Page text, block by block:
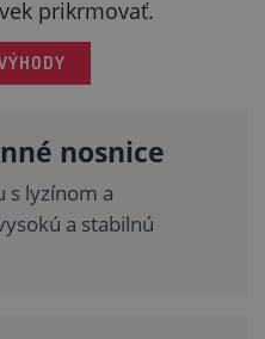
prikrmovať.
nosnice
s lyzínom a
a stabilnú